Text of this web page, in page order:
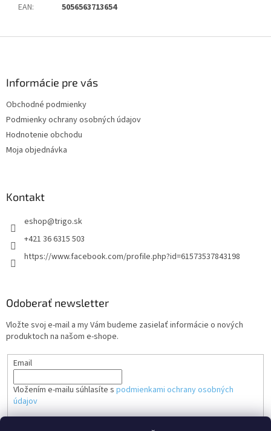
EAN: 5056563713654
Informácie pre vás
Obchodné podmienky
Podmienky ochrany osobných údajov
Hodnotenie obchodu
Moja objednávka
Kontakt
eshop@trigo.sk
+421 36 6315 503
https://www.facebook.com/profile.php?id=61573537843198
Odoberať newsletter
Vložte svoj e-mail a my Vám budeme zasielať informácie o nových
produktoch na našom e-shope.
Email
Vložením e-mailu súhlasíte s podmienkami ochrany osobných
údajov